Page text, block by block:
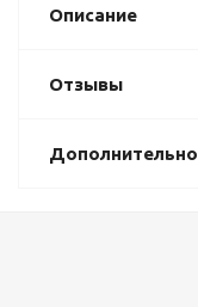
Описание
Отзывы
Дополнительно